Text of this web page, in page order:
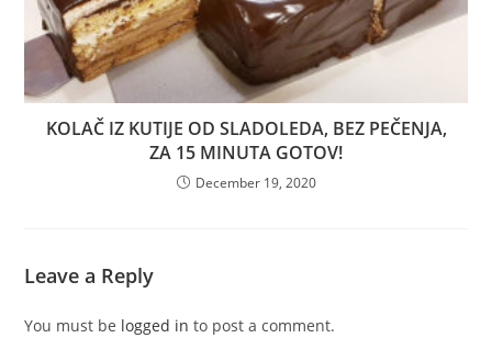
KOLAČ IZ KUTIJE OD SLADOLEDA, BEZ PEČENJA,
ZA 15 MINUTA GOTOV!
December 19, 2020
Leave a Reply
You must be logged in to post a comment.